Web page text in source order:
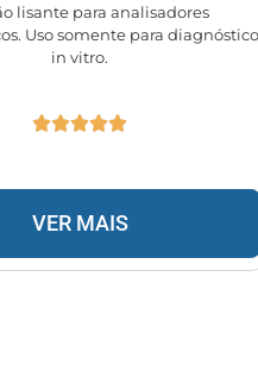
lisante para analisadores
Uso somente para diagnóstico
in vitro.
VER MAIS